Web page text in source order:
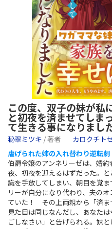
この度、双子の妹が私
と初夜を済ませてしま
て生きる事になりまし
秘翠ミツキ / 著者 カロクチトセ
虐げられた姉の入れ替わり逆転劇
伯爵令嬢のアンネリーゼは、婚
夜、初夜を迎えるはずだった。
識を手放してしまい、朝目を覚
リーが自分になり代わり、夫の
ていた！ その上両親から「済ま
見た目は同じなんだし、あなた
ごしなさい」と告げられる。妹